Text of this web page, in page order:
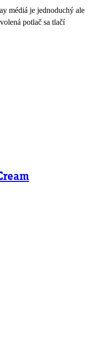
médiá je jednoduchý ale
potlač sa tlačí